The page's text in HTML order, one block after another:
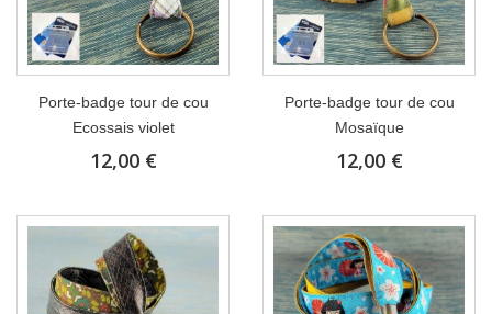
Porte-badge tour de cou
Ecossais violet
12,00 €
Porte-badge tour de cou
Mosaïque
12,00 €